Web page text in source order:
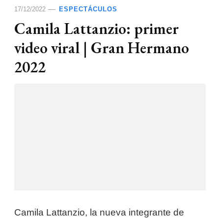
17/12/2022 ESPECTÁCULOS
Camila Lattanzio: primer
video viral | Gran Hermano
2022
Camila Lattanzio, la nueva integrante de